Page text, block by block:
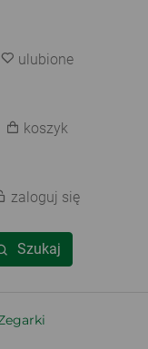
Szukaj
ulubione
koszyk
zaloguj się